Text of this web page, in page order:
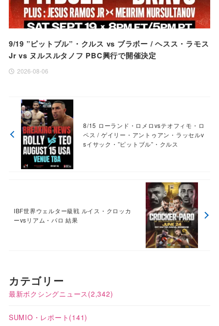
9/19 ”ピットブル”・クルス vs ブラボー / ヘスス・ラモス
Jr vs ヌルスルタノフ PBC興行で開催決定
2026-08-06
8/15 ローランド・ロメロvsテオフィモ・ロ
ペス / ゲイリー・アントゥアン・ラッセルv
sイサック・”ピットブル”・クルス
IBF世界ウェルター級戦 ルイス・クロッカ
ーvsリアム・パロ 結果
カテゴリー
最新ボクシングニュース (2,342)
SUMIO・レポート (141)